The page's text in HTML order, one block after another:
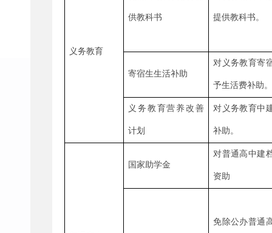
义务教育
供教科书 提供教科书。
寄宿生生活补助
对义务教育寄
予生活费补助
义务教育营养改善
计划
对义务教育中
补助。
国家助学金
对普通高中建
资助
免除公办普通